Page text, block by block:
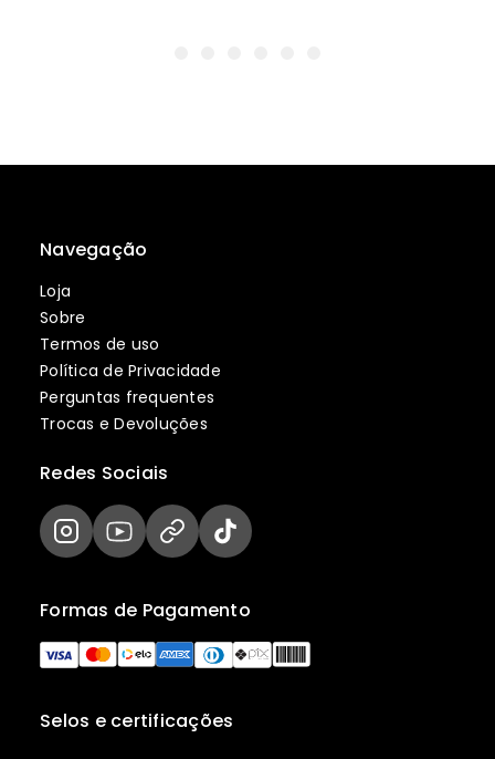
Navegação
Loja
Sobre
Termos de uso
Política de Privacidade
Perguntas frequentes
Trocas e Devoluções
Selos e certificações
Formas de Pagamento
Redes Sociais